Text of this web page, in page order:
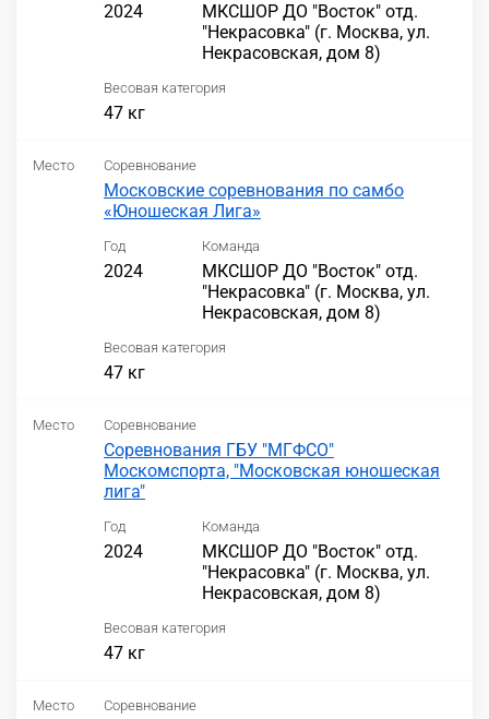
2024
МКСШОР ДО "Восток" отд.
"Некрасовка" (г. Москва, ул.
Некрасовская, дом 8)
Весовая категория
47 кг
Место Соревнование
Московские соревнования по самбо
«Юношеская Лига»
Год
2024
Команда
МКСШОР ДО "Восток" отд.
"Некрасовка" (г. Москва, ул.
Некрасовская, дом 8)
Весовая категория
47 кг
Место Соревнование
Соревнования ГБУ "МГФСО"
Москомспорта, "Московская юношеская
лига"
Год
2024
Команда
МКСШОР ДО "Восток" отд.
"Некрасовка" (г. Москва, ул.
Некрасовская, дом 8)
Весовая категория
47 кг
Место Соревнование